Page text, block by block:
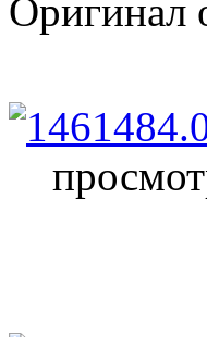
Оригинал